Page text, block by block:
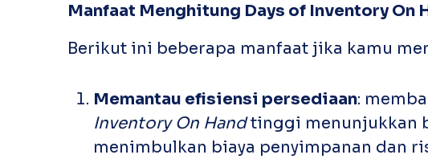
Manfaat Menghitung Days of Inventory On
Berikut ini beberapa manfaat jika kamu
Memantau efisiensi persediaan:
Inventory On Handtinggi menunjukkan
menimbulkan biaya penyimpanan dan